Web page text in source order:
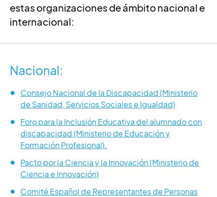
estas organizaciones de ámbito nacional e
internacional:
Nacional:
Consejo Nacional de la Discapacidad (Ministerio
de Sanidad, Servicios Sociales e Igualdad)
Foro para la Inclusión Educativa del alumnado con
discapacidad (Ministerio de Educación y
Formación Profesional).
Pacto por la Ciencia y la Innovación (Ministerio de
Ciencia e Innovación)
Comité Español de Representantes de Personas